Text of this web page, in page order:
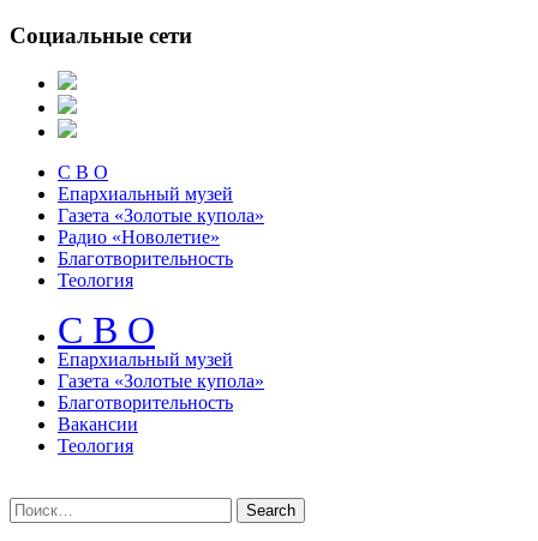
Социальные сети
С В О
Епархиальный музей
Газета «Золотые купола»
Радио «Новолетие»
Благотворительность
Теология
С В О
Епархиальный музeй
Газета «Золотые купола»
Благотворительность
Вакансии
Теология